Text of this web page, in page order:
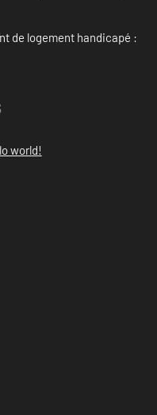
de logement handicapé :
world!